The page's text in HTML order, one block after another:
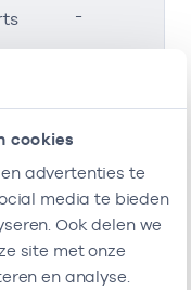
cookies
advertenties te
media te bieden
Ook delen we
site met onze
en analyse.
-
-
-